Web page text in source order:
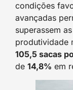
condições
avançadas
superassem
produtividade
105,5 sacas
de 14,8% em